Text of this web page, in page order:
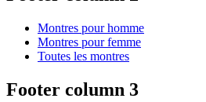
Montres pour homme
Montres pour femme
Toutes les montres
Footer column 3